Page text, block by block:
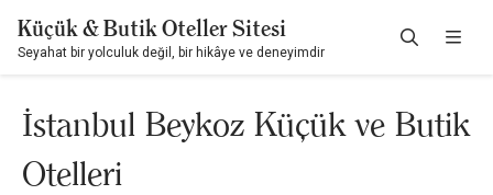
Küçük & Butik Oteller Sitesi
Seyahat bir yolculuk değil, bir hikâye ve deneyimdir
İstanbul Beykoz Küçük ve Butik
Otelleri